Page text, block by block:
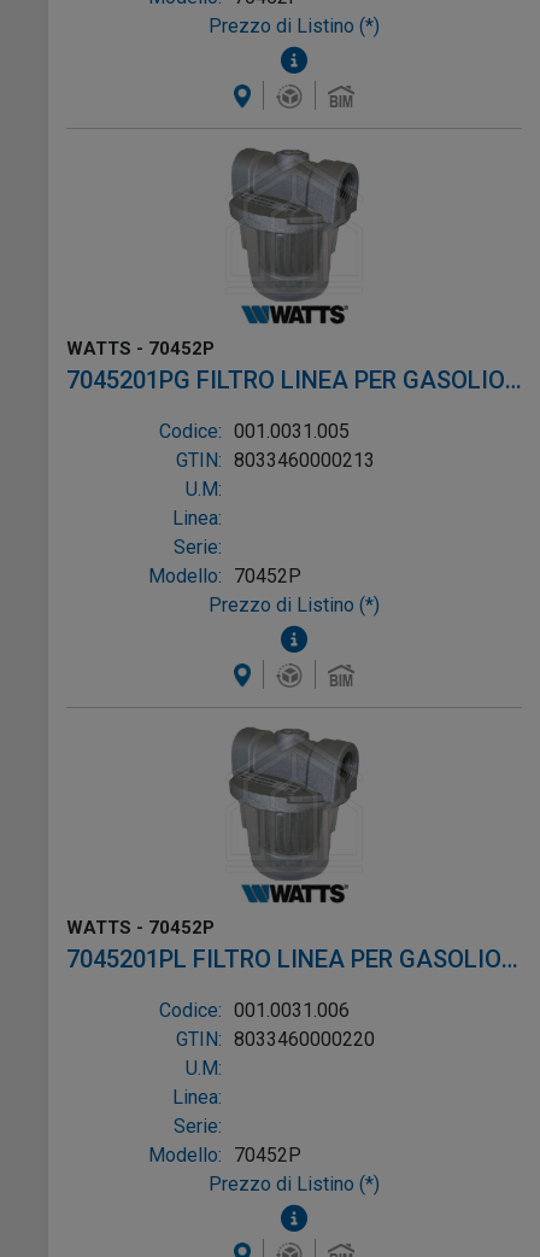
Prezzo di Listino (*)
WATTS - 70452P
7045201PG FILTRO LINEA PER GASOLIO
Codice: 001.0031.005
GTIN: 8033460000213
U.M:
Linea:
Serie:
Modello:
70452P
Prezzo di Listino (*)
WATTS - 70452P
7045201PL FILTRO LINEA PER GASOLIO
Codice: 001.0031.006
GTIN: 8033460000220
U.M:
Linea:
Serie:
Modello:
70452P
Prezzo di Listino (*)